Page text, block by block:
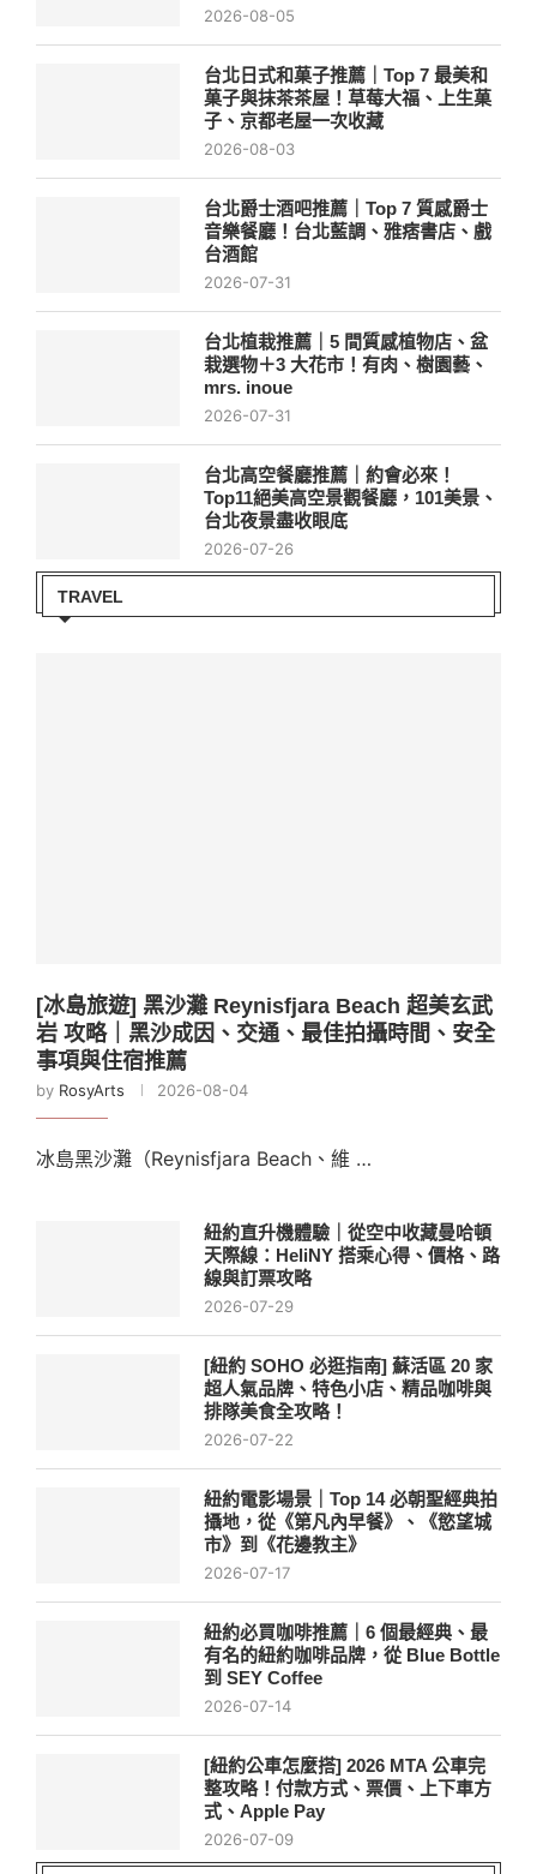
2026-08-05
台北日式和菓子推薦｜Top 7 最美和
菓子與抹茶茶屋！草莓大福、上生菓
子、京都老屋一次收藏
2026-08-03
台北爵士酒吧推薦｜Top 7 質感爵士
音樂餐廳！台北藍調、雅痞書店、戲
台酒館
2026-07-31
台北植栽推薦｜5 間質感植物店、盆
栽選物＋3 大花市！有肉、樹園藝、
mrs. inoue
2026-07-31
台北高空餐廳推薦｜約會必來！
Top11絕美高空景觀餐廳，101美景、
台北夜景盡收眼底
2026-07-26
TRAVEL
[冰島旅遊] 黑沙灘 Reynisfjara Beach 超美玄武
岩 攻略｜黑沙成因、交通、最佳拍攝時間、安全
事項與住宿推薦
by RosyArts 2026-08-04
冰島黑沙灘（Reynisfjara Beach、維 …
紐約直升機體驗｜從空中收藏曼哈頓
天際線：HeliNY 搭乘心得、價格、路
線與訂票攻略
2026-07-29
[紐約 SOHO 必逛指南] 蘇活區 20 家
超人氣品牌、特色小店、精品咖啡與
排隊美食全攻略！
2026-07-22
紐約電影場景｜Top 14 必朝聖經典拍
攝地，從《第凡內早餐》、《慾望城
市》到《花邊教主》
2026-07-17
紐約必買咖啡推薦｜6 個最經典、最
有名的紐約咖啡品牌，從 Blue Bottle
到 SEY Coffee
2026-07-14
[紐約公車怎麼搭] 2026 MTA 公車完
整攻略！付款方式、票價、上下車方
式、Apple Pay
2026-07-09